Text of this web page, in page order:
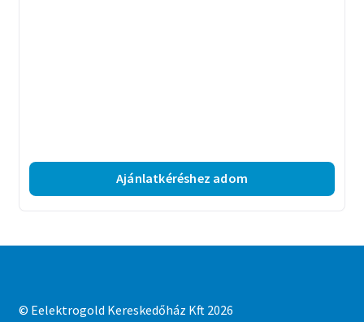
Ajánlatkéréshez adom
© Eelektrogold Kereskedőház Kft 2026